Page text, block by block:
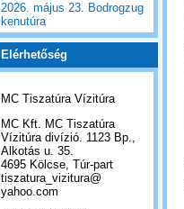
2026. május 23. Bodrogzug
kenutúra
Elérhetőség
MC Tiszatúra Vízitúra
MC Kft. MC Tiszatúra
Vízitúra divízió. 1123 Bp.,
Alkotás u. 35.
4695 Kölcse, Túr-part
tiszatura_vizitura@
yahoo.com